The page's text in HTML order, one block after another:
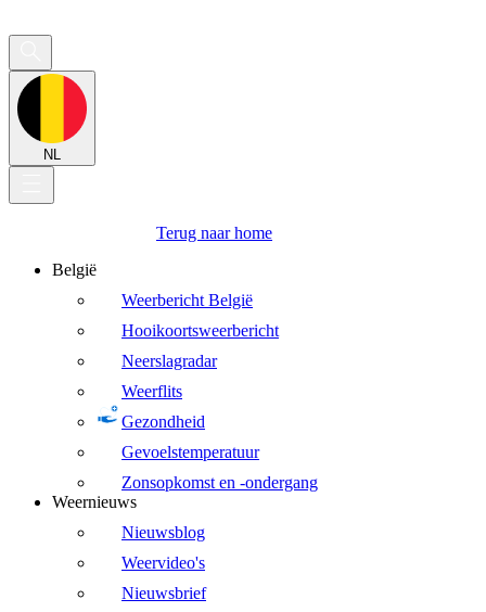
NL
Terug naar home
België
Weerbericht België
Hooikoortsweerbericht
Neerslagradar
Weerflits
Gezondheid
Gevoelstemperatuur
Zonsopkomst en -ondergang
Weernieuws
Nieuwsblog
Weervideo's
Nieuwsbrief